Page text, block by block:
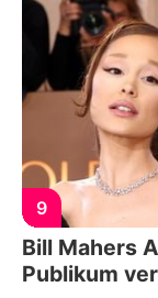
9
Bill Mahers
Publikum